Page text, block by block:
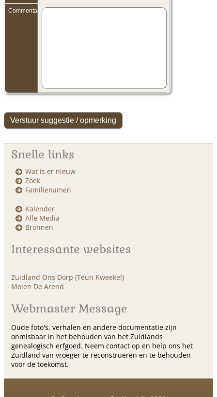
Commentaar:
Snelle links
Wat is er nieuw
Zoek
Familienamen
Kalender
Alle Media
Bronnen
Interessante websites
Zuidland Ons Dorp (Teun Kweekel)
Molen De Arend
Webmaster Message
Oude foto's, verhalen en andere documentatie zijn
onmisbaar in het behouden van het Zuidlands
genealogisch erfgoed. Neem contact op en help ons het
Zuidland van vroeger te reconstrueren en te behouden
voor de toekomst.